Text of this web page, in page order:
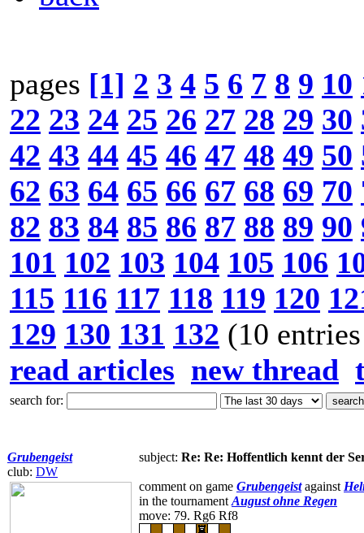
pages [1] 2 3 4 5 6 7 8 9 10
22 23 24 25 26 27 28 29 30
42 43 44 45 46 47 48 49 50
62 63 64 65 66 67 68 69 70
82 83 84 85 86 87 88 89 90
101 102 103 104 105 106
115 116 117 118 119 120
129 130 131 132 (10
read articles new thread
search for:
Grubengeist
club: DW
subject: Re: Re: Hoffentlich kennt der
comment on game Grubengeistagainst
in the tournament August ohne Regen
move: 79. Rg6 Rf8